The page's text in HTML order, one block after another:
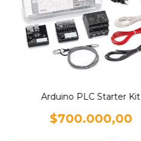
Arduino PLC Starter Kit
$700.000,00